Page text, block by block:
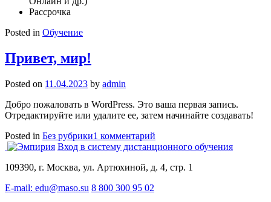
Рассрочка
Posted in Обучение
Привет, мир!
Posted on 11.04.2023 by admin
Добро пожаловать в WordPress. Это ваша первая запись.
Отредактируйте или удалите ее, затем начинайте создавать!
Posted in Без рубрики1 комментарий
записи
мир!
Вход в систему дистанционного обучения
109390, г. Москва, ул. Артюхиной, д. 4, стр. 1
E-mail: edu@maso.su 8 800 300 95 02